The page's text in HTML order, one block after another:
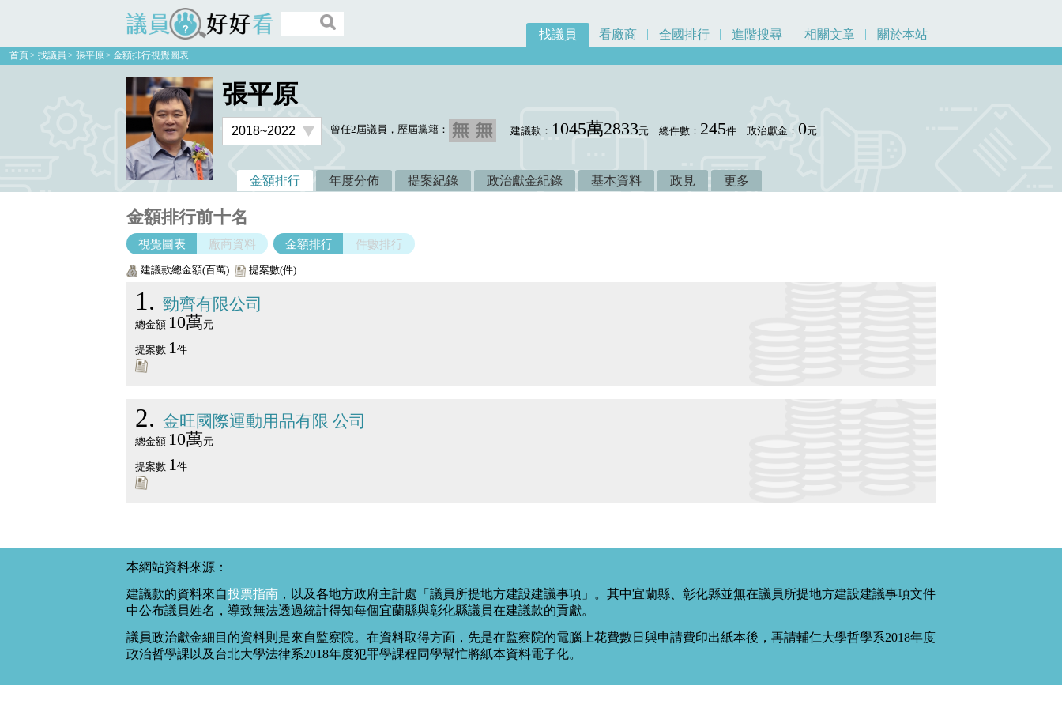
議員好好看
找議員 看廠商 全國排行 進階搜尋 相關文章 關於本站
首頁 找議員 張平原 金額排行視覺圖表
張平原
曾任2屆議員，歷屆黨籍： 建議款： 1045萬2833元 總件數： 245件 政治獻金：0元
金額排行 年度分佈 提案紀錄 政治獻金紀錄 基本資料 政見 更多
金額排行前十名
視覺圖表 廠商資料 金額排行 件數排行
建議款總金額(百萬) 提案數(件)
1 勁齊有限公司
總金額 10萬元
提案數 1件
2 金旺國際運動用品有限 公司
總金額 10萬元
提案數 1件
本網站資料來源：
建議款的資料來自投票指南 ，以及各地方政府主計處「議員所提地方建設建議事項」。其中宜蘭縣、彰化縣並無在議員所提地方建設建議事項文件
中公布議員姓名，導致無法透過統計得知每個宜蘭縣與彰化縣議員在建議款的貢獻。
議員政治獻金細目的資料則是來自監察院。在資料取得方面，先是在監察院的電腦上花費數日與申請費印出紙本後，再請輔仁大學哲學系2018年度
政治哲學課以及台北大學法律系2018年度犯罪學課程同學幫忙將紙本資料電子化。